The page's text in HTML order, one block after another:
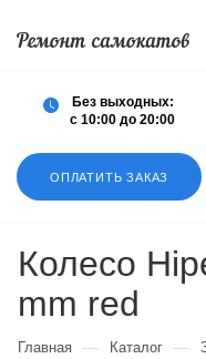
ОПЛАТИТЬ ЗАКАЗ
Без выходных:
с 10:00 до 20:00
Колесо
mm red
Главная — Каталог —